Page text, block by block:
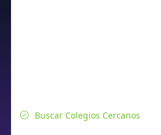
Buscar Colegios Cercanos